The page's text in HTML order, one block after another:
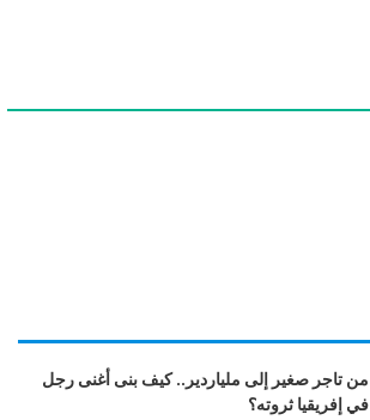
من تاجر صغير إلى ملياردير.. كيف بنى أغنى رجل
في إفريقيا ثروته؟